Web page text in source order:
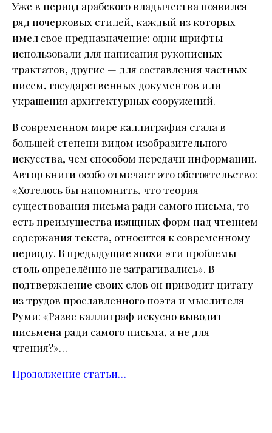
Уже в период арабского владычества появился
ряд почерковых стилей, каждый из которых
имел свое предназначение: одни шрифты
использовали для написания рукописных
трактатов, другие — для составления частных
писем, государственных документов или
украшения архитектурных сооружений.
В современном мире каллиграфия стала в
большей степени видом изобразительного
искусства, чем способом передачи информации.
Автор книги особо отмечает это обстоятельство:
«Хотелось бы напомнить, что теория
существования письма ради самого письма, то
есть преимущества изящных форм над чтением
содержания текста, относится к современному
периоду. В предыдущие эпохи эти проблемы
столь определённо не затрагивались». В
подтверждение своих слов он приводит цитату
из трудов прославленного поэта и мыслителя
Руми: «Разве каллиграф искусно выводит
письмена ради самого письма, а не для
чтения?»…
Продолжение статьи…